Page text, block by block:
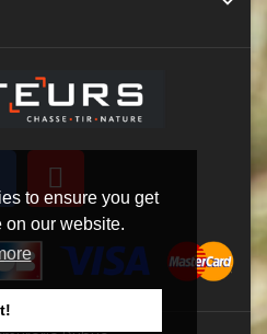
to ensure you get
on our website.